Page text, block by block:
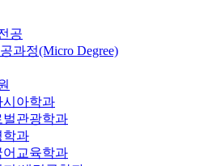
공
과정(Micro Degree)
시아학과
벌관광학과
학과
어교육학과